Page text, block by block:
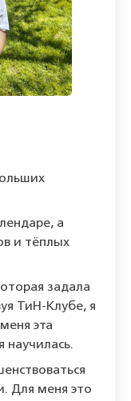
а
и тёплых
задала
ТиН-Клубе, я
эта
научилась.
Для меня это